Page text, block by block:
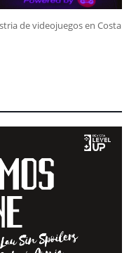
de videojuegos en Costa